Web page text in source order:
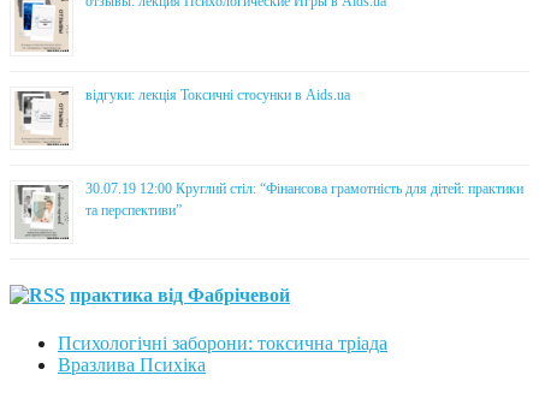
відгуки: лекція Токсичні стосунки в Aids.ua
30.07.19 12:00 Круглий стіл: “Фінансова грамотність для дітей: практики
та перспективи”
практика від Фабрічевой
Психологічні заборони: токсична тріада
Вразлива Психіка